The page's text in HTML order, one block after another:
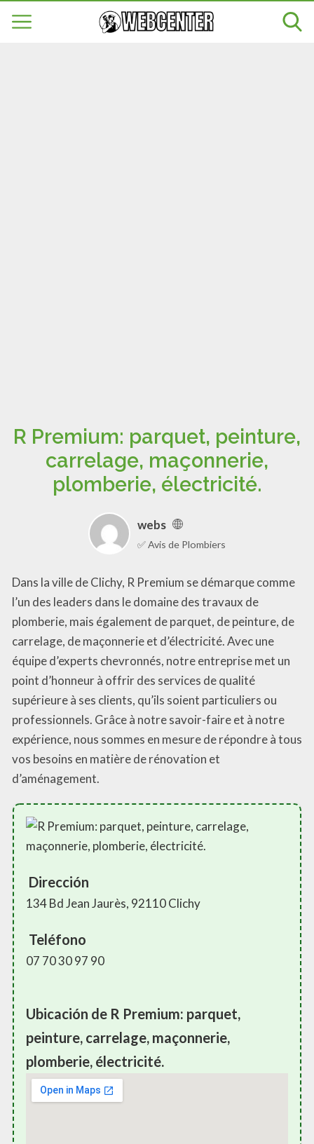
R Premium: parquet, peinture,
carrelage, maçonnerie,
plomberie, électricité.
webs
✅ Avis de Plombiers
Dans la ville de Clichy, R Premium se démarque comme
l’un des leaders dans le domaine des travaux de
plomberie, mais également de parquet, de peinture, de
carrelage, de maçonnerie et d’électricité. Avec une
équipe d’experts chevronnés, notre entreprise met un
point d’honneur à offrir des services de qualité
supérieure à ses clients, qu’ils soient particuliers ou
professionnels. Grâce à notre savoir-faire et à notre
expérience, nous sommes en mesure de répondre à tous
vos besoins en matière de rénovation et
d’aménagement.
Dirección
134 Bd Jean Jaurès, 92110 Clichy
Teléfono
07 70 30 97 90
Ubicación de R Premium: parquet,
peinture, carrelage, maçonnerie,
plomberie, électricité.